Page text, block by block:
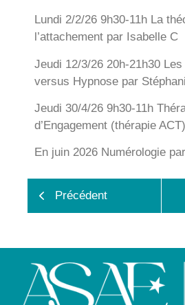
Lundi 2/2/26 9h30-11h La
l’attachement par Isabelle C
Jeudi 12/3/26 20h-21h30
versus Hypnose par
Jeudi 30/4/26 9h30-11h
d’Engagement (thérapie ACT)
En juin 2026 Numérologie
Précédent